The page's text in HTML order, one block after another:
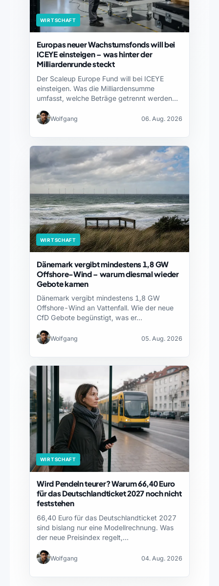
WIRTSCHAFT
Europas neuer Wachstumsfonds will bei
ICEYE einsteigen – was hinter der
Milliardenrunde steckt
Der Scaleup Europe Fund will bei ICEYE
einsteigen. Was die Milliardensumme
umfasst, welche Beträge getrennt werden…
Wolfgang 06. Aug. 2026
WIRTSCHAFT
Dänemark vergibt mindestens 1,8 GW
Offshore-Wind – warum diesmal wieder
Gebote kamen
Dänemark vergibt mindestens 1,8 GW
Offshore-Wind an Vattenfall. Wie der neue
CfD Gebote begünstigt, was er…
Wolfgang 05. Aug. 2026
WIRTSCHAFT
Wird Pendeln teurer? Warum 66,40 Euro
für das Deutschlandticket 2027 noch nicht
feststehen
66,40 Euro für das Deutschlandticket 2027
sind bislang nur eine Modellrechnung. Was
der neue Preisindex regelt,…
Wolfgang 04. Aug. 2026